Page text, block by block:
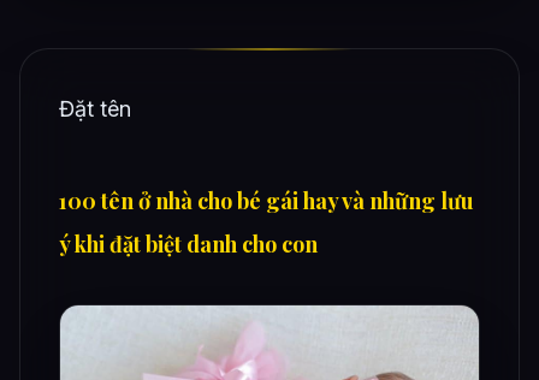
Đặt tên
100 tên ở nhà cho bé gái hay và những lưu
ý khi đặt biệt danh cho con